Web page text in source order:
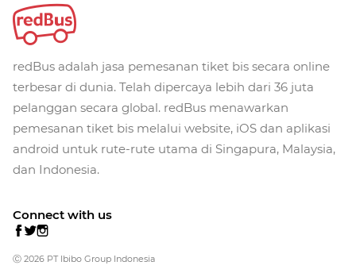
redBus adalah jasa pemesanan tiket bis secara online
terbesar di dunia. Telah dipercaya lebih dari 36 juta
pelanggan secara global. redBus menawarkan
pemesanan tiket bis melalui website, iOS dan aplikasi
android untuk rute-rute utama di Singapura, Malaysia,
dan Indonesia.
Connect with us
Ⓒ 2026 PT Ibibo Group Indonesia